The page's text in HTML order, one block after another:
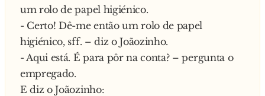
um rolo de papel higiénico.
- Certo! Dê-me então um rolo de papel
higiénico, sff. – diz o Joãozinho.
- Aqui está. É para pôr na conta? – pergunta o
empregado.
E diz o Joãozinho: